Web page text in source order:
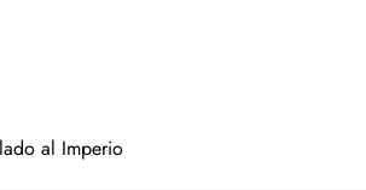
al Imperio